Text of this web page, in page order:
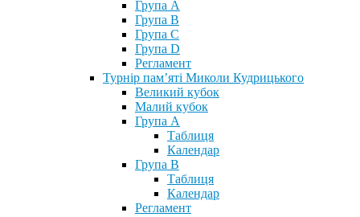
Група А
Група В
Група С
Група D
Регламент
Турнір пам’яті Миколи Кудрицького
Великий кубок
Малий кубок
Група А
Таблиця
Календар
Група В
Таблиця
Календар
Регламент